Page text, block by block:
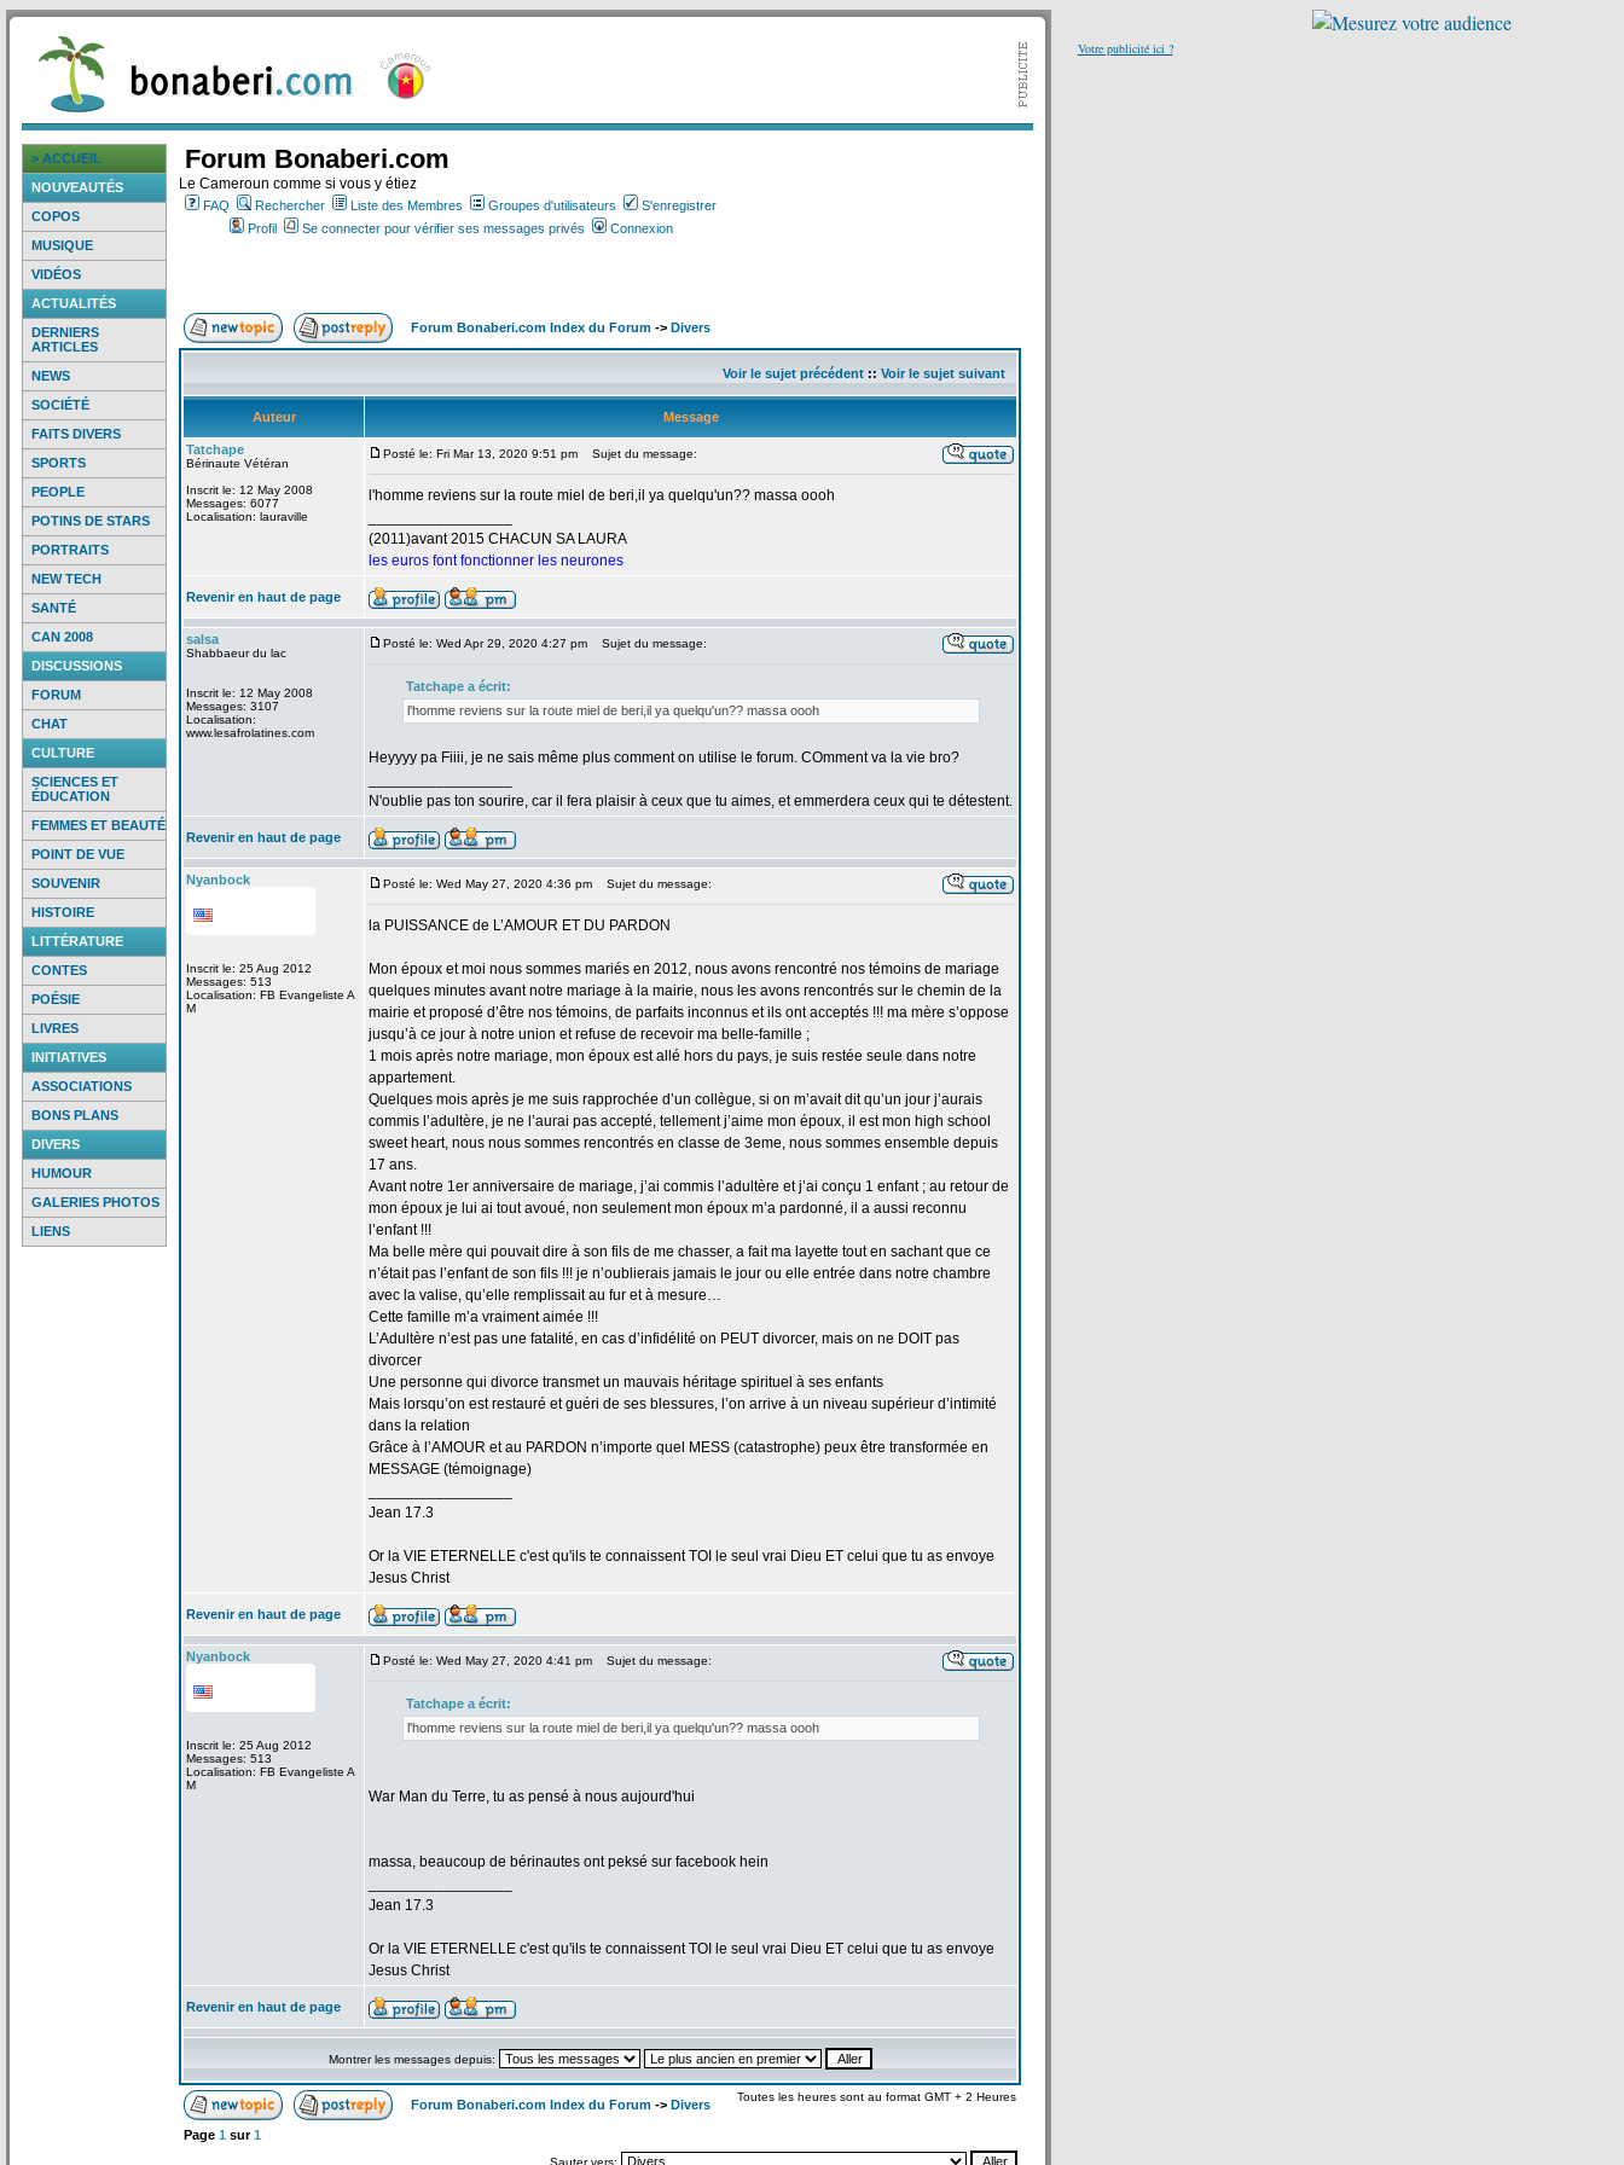
> ACCUEIL
NOUVEAUTÉS
COPOS
MUSIQUE
VIDÉOS
ACTUALITÉS
DERNIERS
ARTICLES
NEWS
SOCIÉTÉ
FAITS DIVERS
SPORTS
PEOPLE
POTINS DE STARS
PORTRAITS
NEW TECH
SANTÉ
CAN 2008
DISCUSSIONS
FORUM
CHAT
CULTURE
SCIENCES ET
ÉDUCATION
FEMMES ET BEAUTÉ
POINT DE VUE
SOUVENIR
HISTOIRE
LITTÉRATURE
CONTES
POÉSIE
LIVRES
INITIATIVES
ASSOCIATIONS
BONS PLANS
DIVERS
HUMOUR
GALERIES PHOTOS
LIENS
Forum Bonaberi.com
Le Cameroun comme si vous y étiez
FAQ Rechercher Liste des Membres Groupes d'utilisateurs
S'enregistrer
Profil
Se connecter pour vérifier ses messages privés Connexion
Forum Bonaberi.com Index du Forum -> Divers
Voir le sujet précédent :: Voir le sujet suivant
Auteur Message
Tatchape
Bérinaute Vétéran
Inscrit le: 12 May 2008
Messages: 6077
Localisation: lauraville
Posté le: Fri Mar 13, 2020 9:51 pm Sujet du message:
l'homme reviens sur la route miel de beri,il ya quelqu'un?? massa oooh
(2011)avant 2015 CHACUN SA LAURA
les euros font fonctionner les neurones
Revenir en haut de page
salsa
Shabbaeur du lac
Inscrit le: 12 May 2008
Messages: 3107
Localisation:
www.lesafrolatines.com
Posté le: Wed Apr 29, 2020 4:27 pm Sujet du message:
Tatchape a écrit:
l'homme reviens sur la route miel de beri,il ya quelqu'un?? massa oooh
Heyyyy pa Fiiii, je ne sais même plus comment on utilise le forum. COmment va la vie bro?
N'oublie pas ton sourire, car il fera plaisir à ceux que tu aimes, et emmerdera ceux qui te détestent.
Revenir en haut de page
Nyanbock
Inscrit le: 25 Aug 2012
Messages: 513
Localisation: FB Evangeliste A
M
Posté le: Wed May 27, 2020 4:36 pm Sujet du message:
la PUISSANCE de L’AMOUR ET DU PARDON
Mon époux et moi nous sommes mariés en 2012, nous avons rencontré nos témoins de mariage
quelques minutes avant notre mariage à la mairie, nous les avons rencontrés sur le chemin de la
mairie et proposé d’être nos témoins, de parfaits inconnus et ils ont acceptés !!! ma mère s’oppose
jusqu’à ce jour à notre union et refuse de recevoir ma belle-famille ;
1 mois après notre mariage, mon époux est allé hors du pays, je suis restée seule dans notre
appartement.
Quelques mois après je me suis rapprochée d’un collègue, si on m’avait dit qu’un jour j’aurais
commis l’adultère, je ne l’aurai pas accepté, tellement j’aime mon époux, il est mon high school
sweet heart, nous nous sommes rencontrés en classe de 3eme, nous sommes ensemble depuis
17 ans.
Avant notre 1er anniversaire de mariage, j’ai commis l’adultère et j’ai conçu 1 enfant ; au retour de
mon époux je lui ai tout avoué, non seulement mon époux m’a pardonné, il a aussi reconnu
l’enfant !!!
Ma belle mère qui pouvait dire à son fils de me chasser, a fait ma layette tout en sachant que ce
n’était pas l’enfant de son fils !!! je n’oublierais jamais le jour ou elle entrée dans notre chambre
avec la valise, qu’elle remplissait au fur et à mesure…
Cette famille m’a vraiment aimée !!!
L’Adultère n’est pas une fatalité, en cas d’infidélité on PEUT divorcer, mais on ne DOIT pas
divorcer
Une personne qui divorce transmet un mauvais héritage spirituel à ses enfants
Mais lorsqu’on est restauré et guéri de ses blessures, l’on arrive à un niveau supérieur d’intimité
dans la relation
Grâce à l’AMOUR et au PARDON n’importe quel MESS (catastrophe) peux être transformée en
MESSAGE (témoignage)
Jean 17.3
Or la VIE ETERNELLE c'est qu'ils te connaissent TOI le seul vrai Dieu ET celui que tu as envoye
Jesus Christ
Revenir en haut de page
Nyanbock
Inscrit le: 25 Aug 2012
Messages: 513
Localisation: FB Evangeliste A
M
Posté le: Wed May 27, 2020 4:41 pm Sujet du message:
Tatchape a écrit:
l'homme reviens sur la route miel de beri,il ya quelqu'un?? massa oooh
War Man du Terre, tu as pensé à nous aujourd'hui
massa, beaucoup de bérinautes ont peksé sur facebook hein
Jean 17.3
Or la VIE ETERNELLE c'est qu'ils te connaissent TOI le seul vrai Dieu ET celui que tu as envoye
Jesus Christ
Revenir en haut de page
Montrer les messages depuis:
Forum Bonaberi.com Index du Forum -> Divers
Toutes les heures sont au format GMT + 2 Heures
Page 1 sur1
Sauter vers:
Votre publicité ici ?